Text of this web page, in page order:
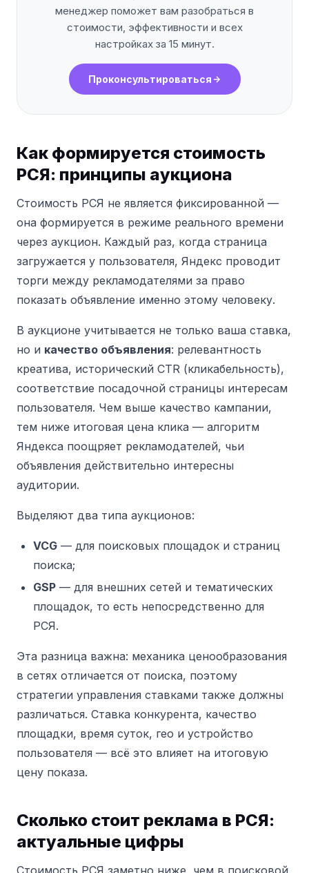
менеджер поможет вам разобраться в
стоимости, эффективности и всех
настройках за 15 минут.
Проконсультироваться
Как формируется стоимость
РСЯ: принципы аукциона
Стоимость РСЯ не является фиксированной —
она формируется в режиме реального времени
через аукцион. Каждый раз, когда страница
загружается у пользователя, Яндекс проводит
торги между рекламодателями за право
показать объявление именно этому человеку.
В аукционе учитывается не только ваша ставка,
но и качество объявления: релевантность
креатива, исторический CTR (кликабельность),
соответствие посадочной страницы интересам
пользователя. Чем выше качество кампании,
тем ниже итоговая цена клика — алгоритм
Яндекса поощряет рекламодателей, чьи
объявления действительно интересны
аудитории.
Выделяют два типа аукционов:
VCG — для поисковых площадок и страниц
поиска;
GSP — для внешних сетей и тематических
площадок, то есть непосредственно для
РСЯ.
Эта разница важна: механика ценообразования
в сетях отличается от поиска, поэтому
стратегии управления ставками также должны
различаться. Ставка конкурента, качество
площадки, время суток, гео и устройство
пользователя — всё это влияет на итоговую
цену показа.
Сколько стоит реклама в РСЯ:
актуальные цифры
Стоимость РСЯ заметно ниже, чем в поисковой